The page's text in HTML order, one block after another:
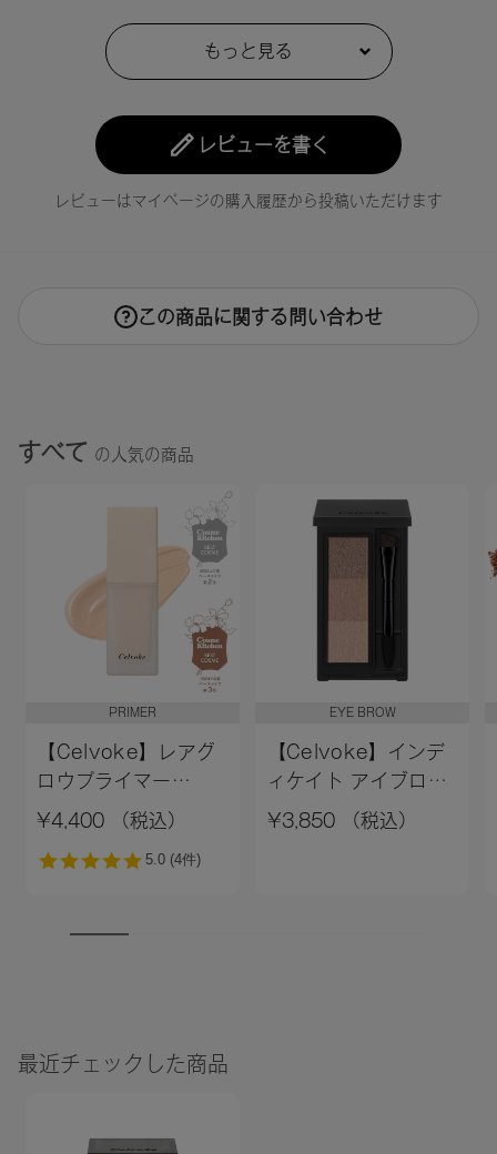
レビューを書く
レビューはマイページの購入履歴から投稿いただけます
この商品に関する問い合わせ
すべて の人気の商品
PRIMER
【Celvoke】レアグ
ロウプライマー
［01,02］＜新色追加
¥4,400 （税込）
EYE BROW
【Celvoke】インデ
ィケイト アイブロウ
パウダー 13＜2026
¥3,850 （税込）
最近チェックした商品